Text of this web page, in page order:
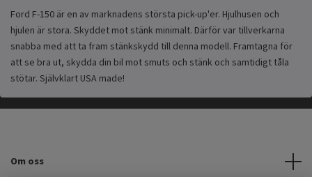
Ford F-150 är en av marknadens största pick-up'er. Hjulhusen och
hjulen är stora. Skyddet mot stänk minimalt. Därför var tillverkarna
snabba med att ta fram stänkskydd till denna modell. Framtagna för
att se bra ut, skydda din bil mot smuts och stänk och samtidigt tåla
stötar. Självklart USA made!
Om oss